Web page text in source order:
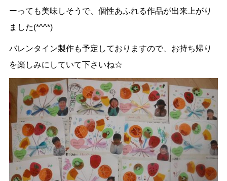
ーっても美味しそうで、個性あふれる作品が出来上がり
ました(*^^*)
バレンタイン製作も予定しておりますので、お持ち帰り
を楽しみにしていて下さいね☆